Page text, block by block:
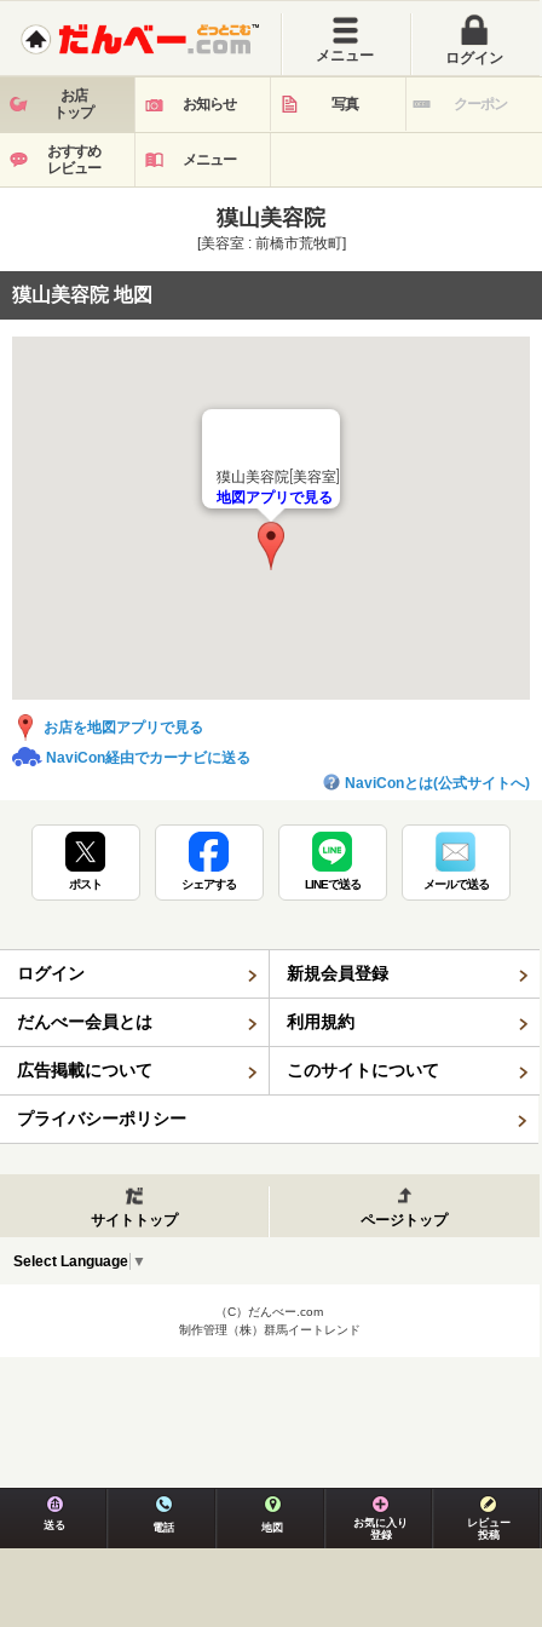
メニュー ログイン
お店
トップ
お知らせ 写真 クーポン
おすすめ
レビュー
メニュー
獏山美容院
[美容室 : 前橋市荒牧町]
獏山美容院 地図
獏山美容院[美容室]
地図アプリで見る
お店を地図アプリで見る
NaviCon経由でカーナビに送る
NaviConとは(公式サイトへ)
ポスト シェアする LINEで送る メールで送る
ログイン 新規会員登録
だんべー会員とは 利用規約
広告掲載について このサイトについて
プライバシーポリシー
サイトトップ ページトップ
Select Language ▼
（C）だんべー.com
制作管理（株）群馬イートレンド
送る 電話 地図
お気に入り
登録
レビュー
投稿